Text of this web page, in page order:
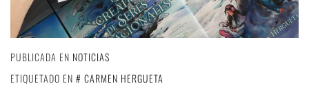
PUBLICADA EN NOTICIAS
ETIQUETADO EN
CARMEN HERGUETA